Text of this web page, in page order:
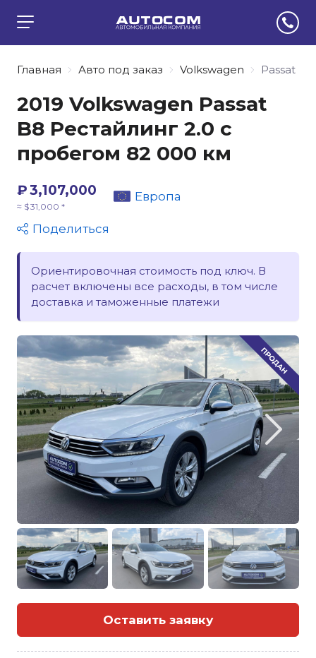
Главная Авто под заказ Volkswagen Passat
2019 Volkswagen Passat
B8 Рестайлинг 2.0 с
пробегом 82 000 км
₽ 3,107,000
≈ $ 31,000 *
Европа
Поделиться
Ориентировочная стоимость под ключ. В
расчет включены все расходы, в том числе
доставка и таможенные платежи
Оставить заявку